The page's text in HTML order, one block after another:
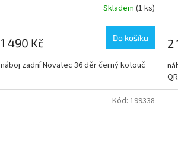
Skladem (1 ks)
1 490 Kč Do košíku
náboj zadní Novatec 36 děr černý kotouč
2
Kód: 199338